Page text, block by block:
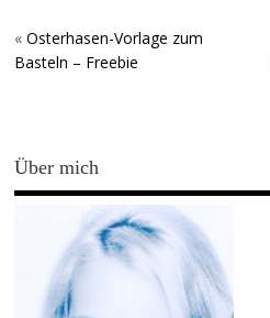
«Osterhasen-Vorlage zum
Basteln – Freebie
Über mich